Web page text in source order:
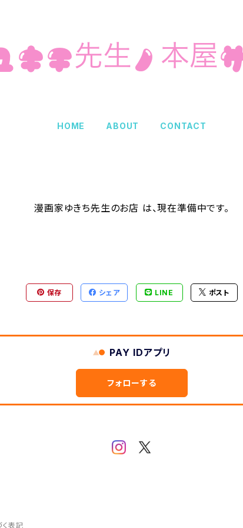
HOME ABOUT CONTACT
漫画家ゆきち先生のお店 は、現在準備中です。
保存 シェア LINE ポスト
PAY IDアプリ
フォローする
表記